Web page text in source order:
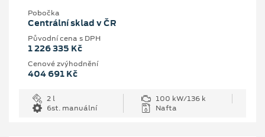
Pobočka
Centrální sklad v ČR
Původní cena s DPH
1 226 335 Kč
Cenové zvýhodnění
404 691 Kč
2 l
100 kW/136 k
6st. manuální
Nafta